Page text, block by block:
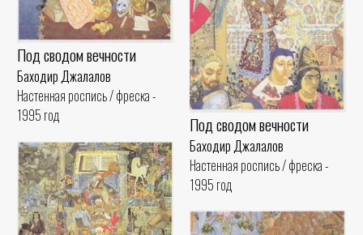
Под сводом вечности
Баходир Джалалов
Настенная роспись / фреска -
1995 год
Под сводом вечности
Баходир Джалалов
Настенная роспись / фреска -
1995 год